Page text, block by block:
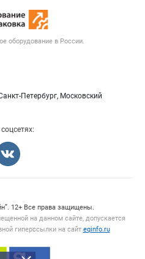
оборудование в России.
Петербург, Московский
оферта
информация
персональных данных
для пищепрома
упаковка
12+ Все права защищены.
на данном сайте, допускается
гиперссылки на сайт eqinfo.ru